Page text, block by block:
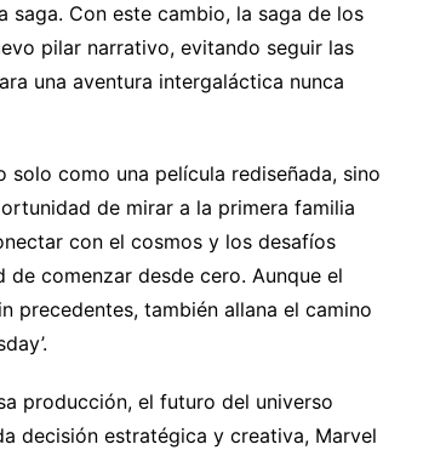
saga. Con este cambio, la saga de los
pilar narrativo, evitando seguir las
una aventura intergaláctica nunca
solo como una película rediseñada, sino
de mirar a la primera familia
con el cosmos y los desafíos
de comenzar desde cero. Aunque el
precedentes, también allana el camino
producción, el futuro del universo
decisión estratégica y creativa, Marvel